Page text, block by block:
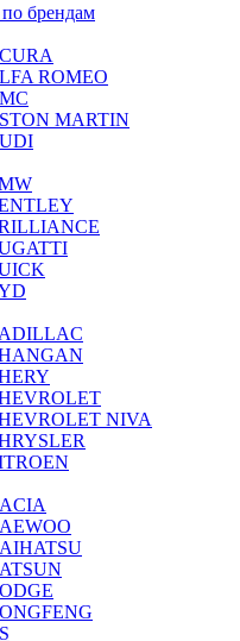
брендам
ROMEO
MARTIN
NIVA